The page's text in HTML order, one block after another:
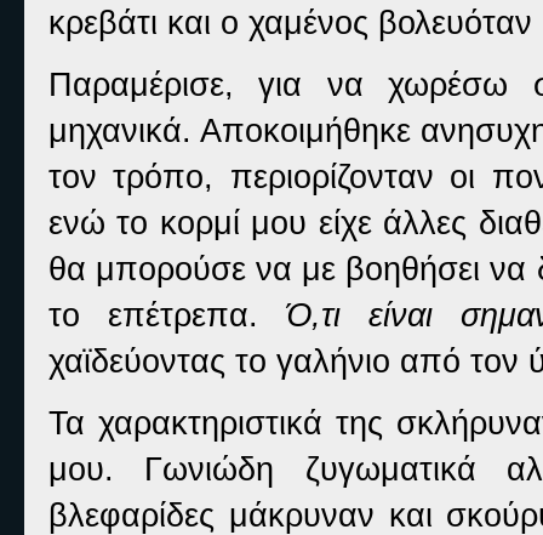
κρεβάτι και ο χαμένος
Παραμέρισε, για να χωρέσω
μηχανικά. Αποκοιμήθηκε
τον τρόπο, περιορίζονταν οι
ενώ το κορμί μου είχε άλλες
θα μπορούσε να με βοηθήσει να
το επέτρεπα.Ό,τι είναι
χαϊδεύοντας το γαλήνιο από
Τα χαρακτηριστικά της
μου. Γωνιώδη ζυγωματικά
βλεφαρίδες μάκρυναν και